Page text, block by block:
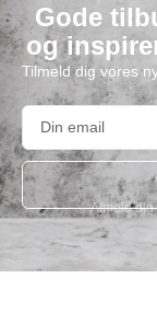
Gode
og
Tilmeld dig vores
Alternative:
Afmeld dig